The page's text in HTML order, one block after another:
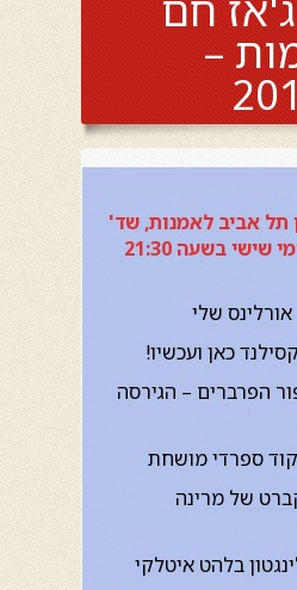
–
תל אביב לאמנות, שד'
ספור הפרברים – הגירסה
בקברט של מרינה